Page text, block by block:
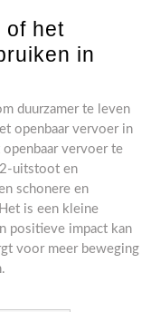
of het
in
duurzamer te leven
openbaar vervoer in
vervoer te
uitstoot en
schonere en
is een kleine
positieve impact kan
voor meer beweging